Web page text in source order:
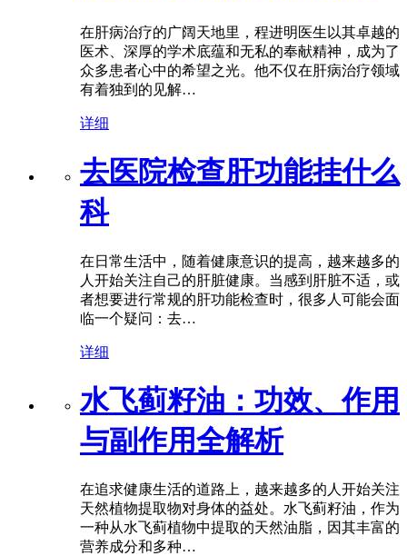
在肝病治疗的广阔天地里，程进明医生以其卓越的
医术、深厚的学术底蕴和无私的奉献精神，成为了
众多患者心中的希望之光。他不仅在肝病治疗领域
有着独到的见解…
详细
去医院检查肝功能挂什么
科
在日常生活中，随着健康意识的提高，越来越多的
人开始关注自己的肝脏健康。当感到肝脏不适，或
者想要进行常规的肝功能检查时，很多人可能会面
临一个疑问：去…
详细
水飞蓟籽油：功效、作用
与副作用全解析
在追求健康生活的道路上，越来越多的人开始关注
天然植物提取物对身体的益处。水飞蓟籽油，作为
一种从水飞蓟植物中提取的天然油脂，因其丰富的
营养成分和多种…